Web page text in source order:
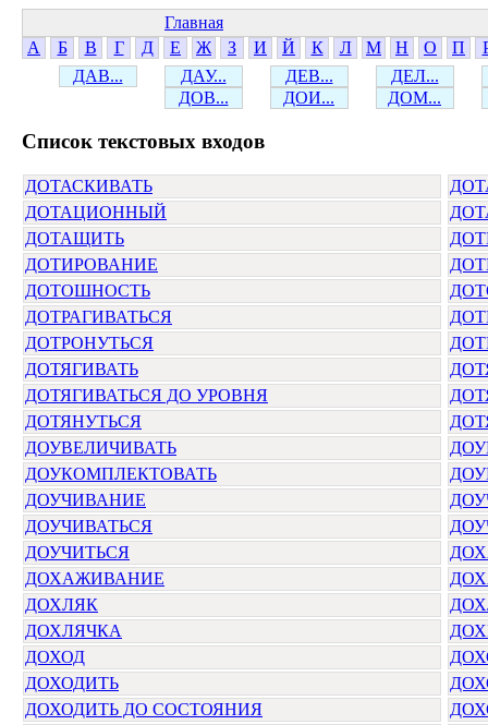
Главная
А
Б В Г Д Е Ж З И Й К Л М Н О П
ДАВ...
ДАУ... ДЕВ...
ДЕЛ...
ДОВ...
ДОИ... ДОМ...
Cписок текстовых входов
ДОТАСКИВАТЬ
ДОТАЦИОННЫЙ
ДОТАЩИТЬ
ДОТИРОВАНИЕ
ДОТОШНОСТЬ
ДОТРАГИВАТЬСЯ
ДОТРОНУТЬСЯ
ДОТЯГИВАТЬ
ДОТЯГИВАТЬСЯ ДО УРОВНЯ
ДОТЯНУТЬСЯ
ДОУВЕЛИЧИВАТЬ
ДОУКОМПЛЕКТОВАТЬ
ДОУЧИВАНИЕ
ДОУЧИВАТЬСЯ
ДОУЧИТЬСЯ
ДОХАЖИВАНИЕ
ДОХЛЯК
ДОХЛЯЧКА
ДОХОД
ДОХОДИТЬ
ДОХОДИТЬ ДО СОСТОЯНИЯ